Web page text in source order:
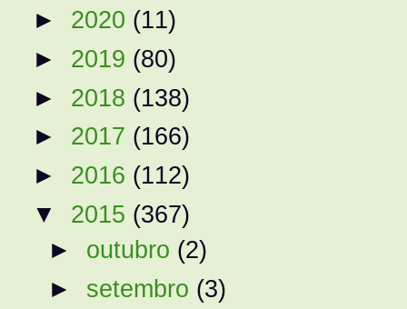
► 2020 (11)
► 2019 (80)
► 2018 (138)
► 2017 (166)
► 2016 (112)
▼ 2015 (367)
► outubro (2)
► setembro (3)